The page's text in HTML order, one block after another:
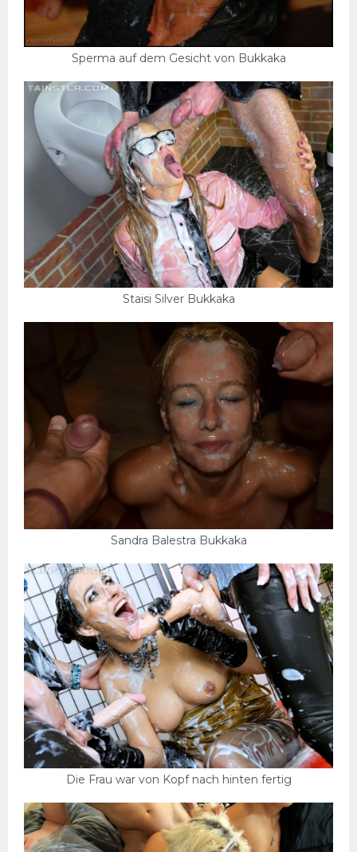
Sperma auf dem Gesicht von Bukkaka
Staisi Silver Bukkaka
Sandra Balestra Bukkaka
Die Frau war von Kopf nach hinten fertig